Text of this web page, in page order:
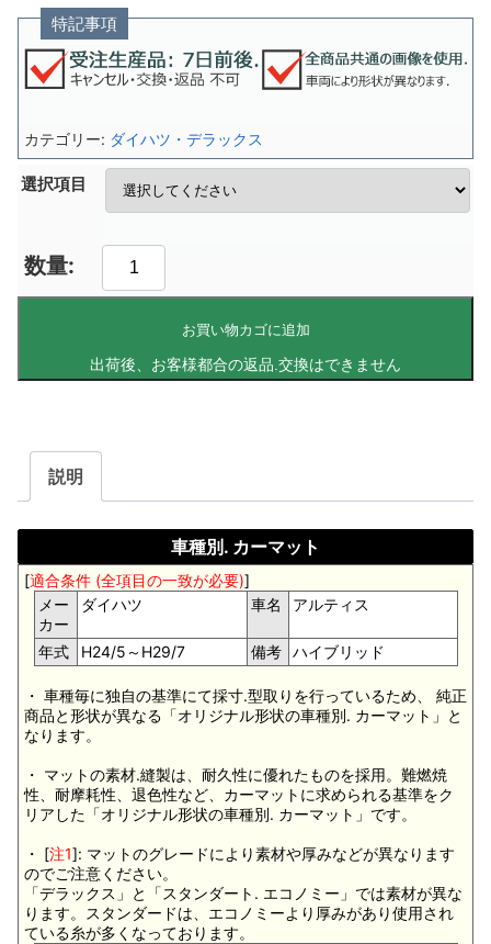
特記事項
選択項目
お買い物カゴに追加
カテゴリー: ダイハツ・デラックス
説明
車種別. カーマット
[適合条件 (全項目の一致が必要)]
メー
カー
ダイハツ 車名 アルティス
年式 H24/5～H29/7 備考 ハイブリッド
・ 車種毎に独自の基準にて採寸.型取りを行っているため、 純正
商品と形状が異なる「オリジナル形状の車種別. カーマット」と
なります。
・ マットの素材.縫製は、耐久性に優れたものを採用。難燃焼
性、耐摩耗性、退色性など、カーマットに求められる基準をク
リアした「オリジナル形状の車種別. カーマット」です。
・ [注1]: マットのグレードにより素材や厚みなどが異なります
のでご注意ください。
「デラックス」と「スタンダート. エコノミー」では素材が異な
ります。スタンダードは、エコノミーより厚みがあり使用され
ている糸が多くなっております。